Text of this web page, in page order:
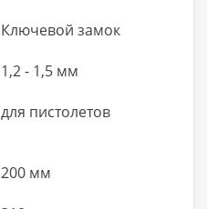
Ключевой замок
1,2 - 1,5 мм
для пистолетов
200 мм